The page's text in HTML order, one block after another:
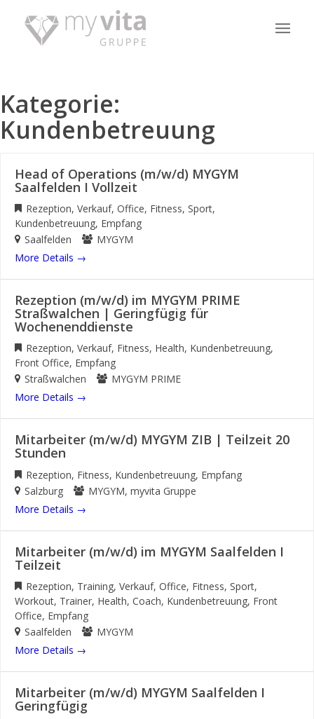
Kategorie:
Kundenbetreuung
Head of Operations (m/w/d) MYGYM
Saalfelden I Vollzeit
Rezeption Verkauf Office Fitness Sport
Kundenbetreuung Empfang
Saalfelden
MYGYM
More Details
Rezeption (m/w/d) im MYGYM PRIME
Straßwalchen | Geringfügig für
Wochenenddienste
Rezeption Verkauf Fitness Health Kundenbetreuung
Front Office Empfang
Straßwalchen
MYGYM PRIME
More Details
Mitarbeiter (m/w/d) MYGYM ZIB | Teilzeit 20
Stunden
Rezeption Fitness Kundenbetreuung Empfang
Salzburg
MYGYM myvita Gruppe
More Details
Mitarbeiter (m/w/d) im MYGYM Saalfelden I
Teilzeit
Rezeption Training Verkauf Office Fitness Sport
Workout Trainer Health Coach Kundenbetreuung Front
Office Empfang
Saalfelden
MYGYM
More Details
Mitarbeiter (m/w/d) MYGYM Saalfelden I
Geringfügig